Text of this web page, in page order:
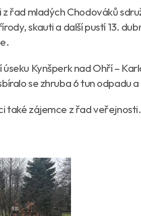
z řad mladých Chodováků
skauti a další pustí 13.
Kynšperk nad Ohří –
se zhruba 6 tun odpadu
také zájemce z řad veřejnosti.